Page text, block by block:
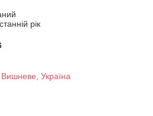
рік
Україна